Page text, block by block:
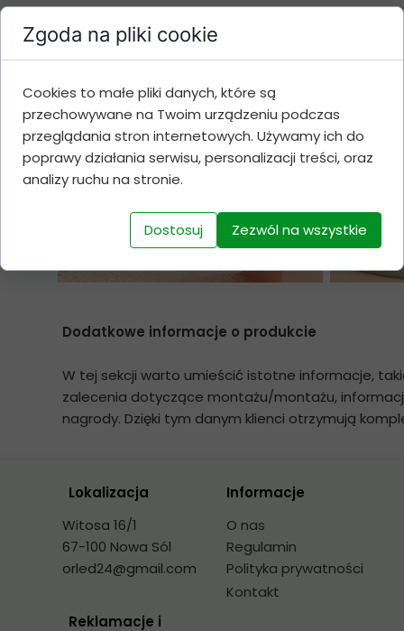
Dodatkowe informacje o produkcie
W tej sekcji warto umieścić istotne informacje,
zalecenia dotyczące montażu/montażu,
nagrody. Dzięki tym danym klienci otrzymują
Reklamacje i
Informacje
Lokalizacja
Witosa 16/1
67-100 Nowa Sól
orled24@gmail.com
Polityka prywatności
Regulamin
Kontakt
O nas
Zgoda na pliki cookie
Cookies to małe pliki danych, które są
przechowywane na Twoim urządzeniu podczas
przeglądania stron internetowych. Używamy ich do
poprawy działania serwisu, personalizacji treści, oraz
analizy ruchu na stronie.
Dostosuj Zezwól na wszystkie